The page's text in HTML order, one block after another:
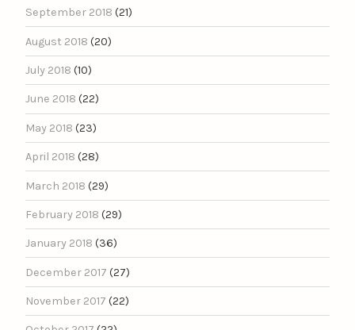
September 2018 (21)
August 2018 (20)
July 2018 (10)
June 2018 (22)
May 2018 (23)
April 2018 (28)
March 2018 (29)
February 2018 (29)
January 2018 (36)
December 2017 (27)
November 2017 (22)